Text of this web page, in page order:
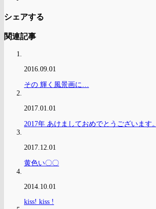
シェアする
関連記事
2016.09.01
その 輝く風景画に…
2017.01.01
2017年 あけましておめでとうございます。
2017.12.01
黄色い〇〇
2014.10.01
kiss! kiss !